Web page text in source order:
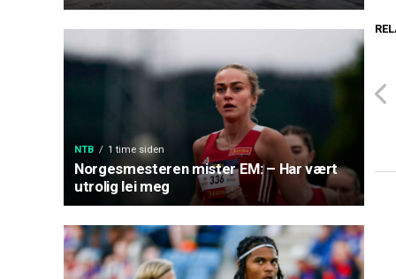
NTB 1 time siden
Norgesmesteren mister EM: – Har vært
utrolig lei meg